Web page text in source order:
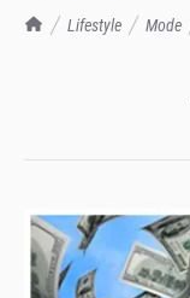
TrashTalk Actu NBA
Lifestyle Mode